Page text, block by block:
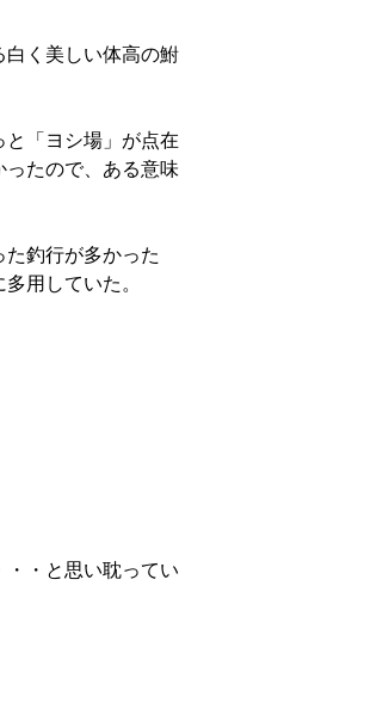
白く美しい体高の鮒
「ヨシ場」が点在
ったので、ある意味
釣行が多かった
用していた。
・と思い耽ってい